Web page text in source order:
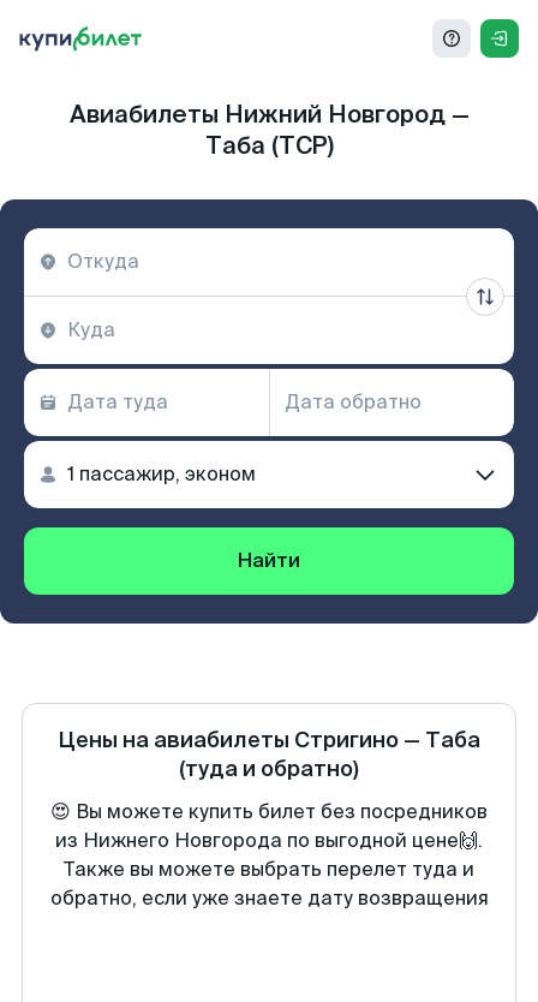
Авиабилеты Нижний Новгород —
Таба (TCP)
Найти
Цены на авиабилеты Стригино — Таба
(туда и обратно)
😍 Вы можете купить билет без посредников
из Нижнего Новгорода по выгодной цене🙌.
Также вы можете выбрать перелет туда и
обратно, если уже знаете дату возвращения